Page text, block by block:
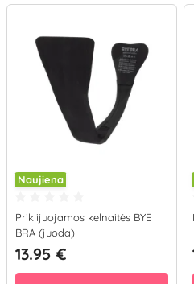
Naujiena
Priklijuojamos kelnaitės BYE
BRA (juoda)
13.95 €